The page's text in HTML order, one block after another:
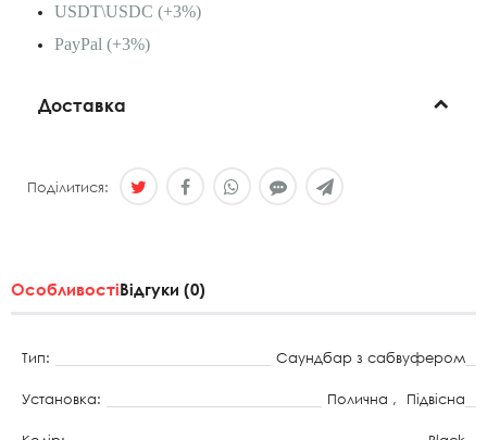
USDT\USDC (+3%)
PayPal (+3%)
Доставка
Поділитися:
ОсобливостіВідгуки (0)
Тип: Саундбар з сабвуфером
Установка: Полична , Підвісна